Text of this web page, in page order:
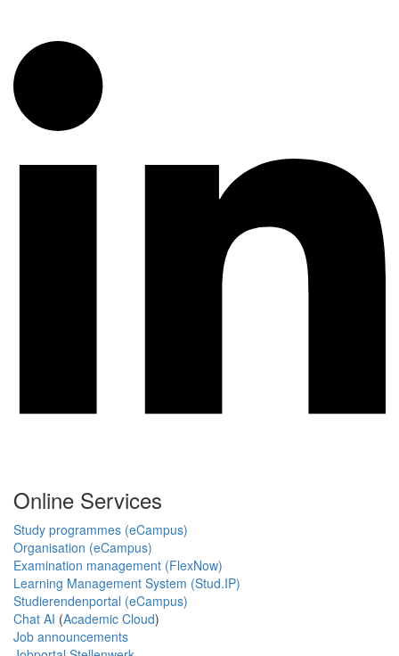
Online Services
Study programmes (eCampus)
Organisation (eCampus)
Examination management (FlexNow)
Learning Management System (Stud.IP)
Studierendenportal (eCampus)
Chat AI (Academic Cloud)
Job announcements